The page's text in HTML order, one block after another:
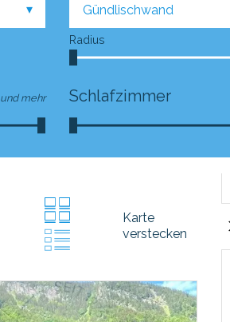
Radius
und mehr Schlafzimmer
Karte
verstecken